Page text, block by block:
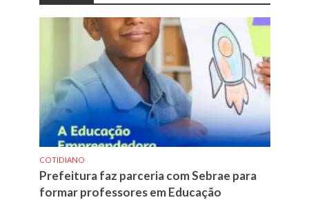
COTIDIANO
Prefeitura faz parceria com Sebrae para
formar professores em Educação